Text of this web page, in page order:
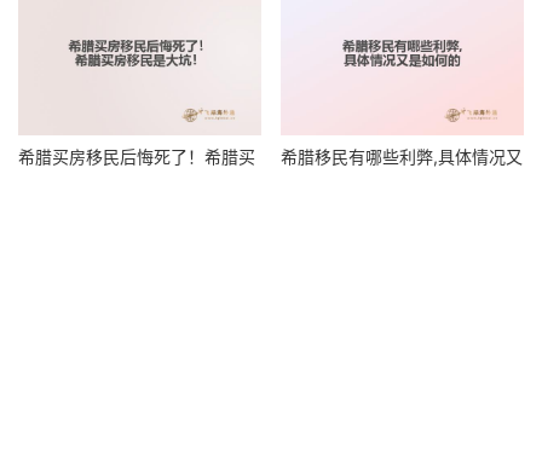
希腊买房移民后悔死了！希腊买
希腊移民有哪些利弊,具体情况又